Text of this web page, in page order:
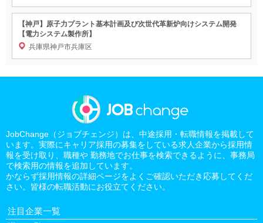
【神戸】原子力プラント基本計画及び次世代革新炉向けシステム開発
【電力システム製作所】
兵庫県神戸市兵庫区
JobChange（ジョブチェンジ）は、中途採用・転職情報を掲載して
います。実際にキャリア採用の募集をしている求人企業から採用情
報を受け取り、職種や 勤務地でお仕事を検索できるように、事務局
で検索用の情報を追加しています。
かならず採用情報の詳細ページをよくご確認いただき応募してくだ
さい。皆様の転職活動にお役立てください。
注目企業一覧